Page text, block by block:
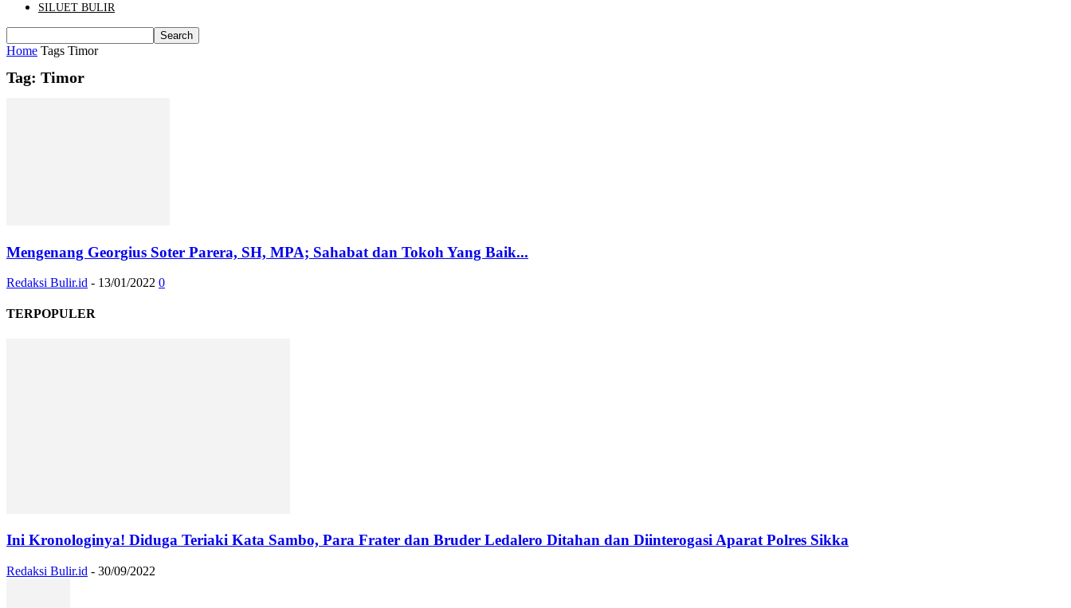
SILUET BULIR
Home Tags Timor
Tag: Timor
Mengenang Georgius Soter Parera, SH, MPA; Sahabat dan Tokoh Yang Baik...
Redaksi Bulir.id - 13/01/2022 0
TERPOPULER
Ini Kronologinya! Diduga Teriaki Kata Sambo, Para Frater dan Bruder Ledalero Ditahan dan Diinterogasi Aparat Polres Sikka
Redaksi Bulir.id - 30/09/2022